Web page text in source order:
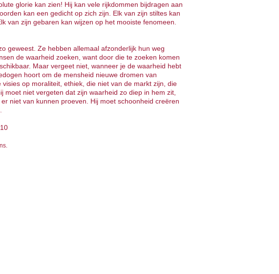
glorie kan zien! Hij kan vele rijkdommen bijdragen aan
kan een gedicht op zich zijn. Elk van zijn stiltes kan
van zijn gebaren kan wijzen op het mooiste fenomeen.
geweest. Ze hebben allemaal afzonderlijk hun weg
de waarheid zoeken, want door die te zoeken komen
Maar vergeet niet, wanneer je de waarheid hebt
hoort om de mensheid nieuwe dromen van
op moraliteit, ethiek, die niet van de markt zijn, die
moet niet vergeten dat zijn waarheid zo diep in hem zit,
niet van kunnen proeven. Hij moet schoonheid creëren